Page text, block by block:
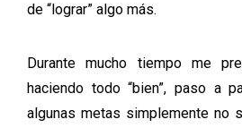
de “lograr” algo más.
Durante mucho tiempo me
haciendo todo “bien”, paso a
algunas metas simplemente no